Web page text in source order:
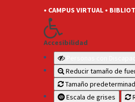
• CAMPUS VIRTUAL •
Accesibilidad
Reducir tamaño de
Tamaño
Escala de grises